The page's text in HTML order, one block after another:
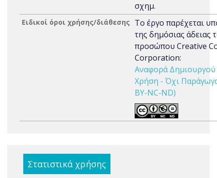
σχημ.
Ειδικοί όροι χρήσης/διάθεσης Το έργο παρέχεται
της δημόσιας άδειας
προσώπου Creative
Corporation:
Αναφορά
Χρήση - Όχι
BY-NC-ND)
Στατιστικά χρήσης